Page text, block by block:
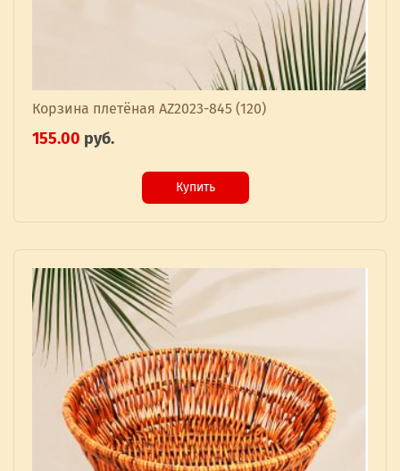
Корзина плетёная AZ2023-845 (120)
155.00 руб.
Купить